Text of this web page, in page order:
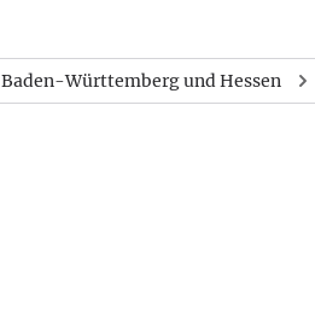
Baden-Württemberg und Hessen